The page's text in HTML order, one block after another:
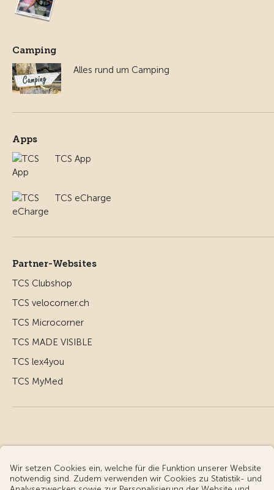
Camping
Alles rund um Camping
Apps
TCS App
TCS eCharge
Partner-Websites
TCS Clubshop
TCS velocorner.ch
TCS Microcorner
TCS MADE VISIBLE
TCS lex4you
TCS MyMed